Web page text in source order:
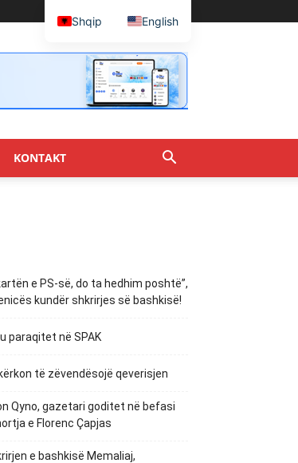
KONTAKT
e PS-së, do ta hedhim poshtë”,
kundër shkrirjes së bashkisë!
paraqitet në SPAK
të zëvendësojë qeverisjen
Qyno, gazetari goditet në befasi
e Florenc Çapjas
e bashkisë Memaliaj,
Shqip English